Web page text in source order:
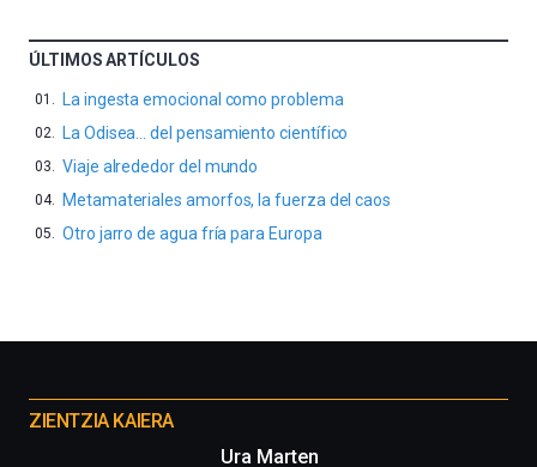
Cátedra…
ÚLTIMOS ARTÍCULOS
La ingesta emocional como problema
La Odisea… del pensamiento científico
Viaje alrededor del mundo
Metamateriales amorfos, la fuerza del caos
Otro jarro de agua fría para Europa
proyectos
ZIENTZIA KAIERA
Ura Marten